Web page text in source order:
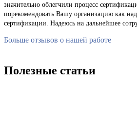
значительно облегчили процесс
порекомендовать Вашу организацию как
сертификации. Надеюсь на дальнейшее
Больше отзывов о нашей работе
Полезные статьи